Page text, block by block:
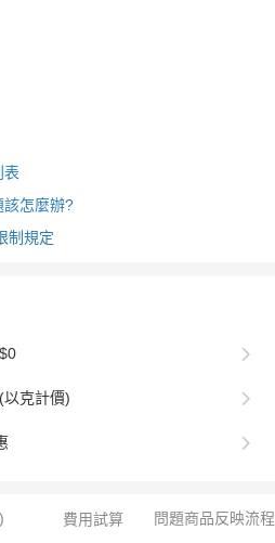
表
該怎麼辦?
制規定
克計價)
) 費用試算 問題商品反映流程